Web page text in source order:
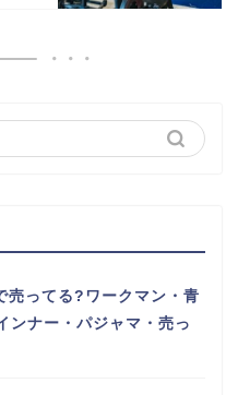
売ってる?ワークマン・青
ンナー・パジャマ・売っ